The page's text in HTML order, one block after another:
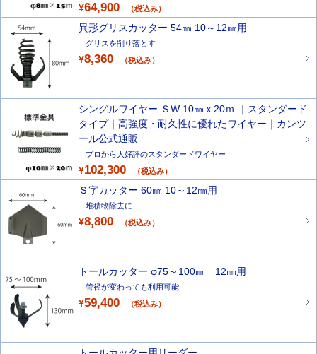
¥64,900 （税込み）
異形グリスカッター 54㎜ 10～12㎜用
グリスを削り落とす
¥8,360 （税込み）
シングルワイヤー ＳW 10㎜ｘ20ｍ ｜スタンダード
タイプ｜高強度・耐久性に優れたワイヤー｜カンツ
ール公式通販
プロから大好評のスタンダードワイヤー
¥102,300 （税込み）
Ｓ字カッター 60㎜ 10～12㎜用
堆積物除去に
¥8,800 （税込み）
トールカッター φ75～100㎜ 12㎜用
管径が変わっても利用可能
¥59,400 （税込み）